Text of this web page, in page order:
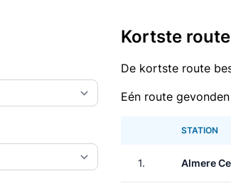
Kortste route
De kortste route
Eén route
STATION
1. Almere